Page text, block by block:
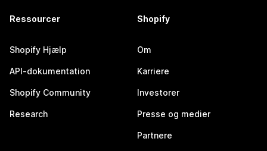
Ressourcer
Shopify Hjælp
API-dokumentation
Shopify Community
Research
Shopify
Om
Karriere
Investorer
Presse og medier
Partnere